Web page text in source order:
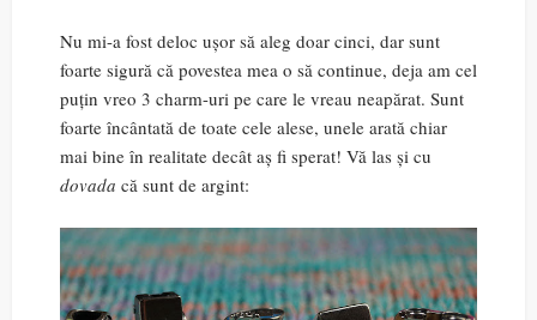
Nu mi-a fost deloc ușor să aleg doar cinci, dar sunt
foarte sigură că povestea mea o să continue, deja am cel
puțin vreo 3 charm-uri pe care le vreau neapărat. Sunt
foarte încântată de toate cele alese, unele arată chiar
mai bine în realitate decât aș fi sperat! Vă las și cu
dovada că sunt de argint: